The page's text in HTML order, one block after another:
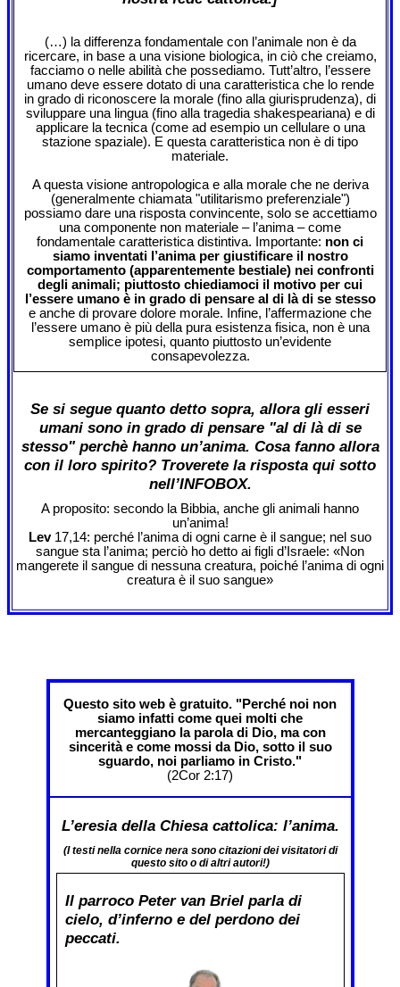
(…) la differenza fondamentale con l’animale non è da
ricercare, in base a una visione biologica, in ciò che creiamo,
facciamo o nelle abilità che possediamo. Tutt’altro, l’essere
umano deve essere dotato di una caratteristica che lo rende
in grado di riconoscere la morale (fino alla giurisprudenza), di
sviluppare una lingua (fino alla tragedia shakespeariana) e di
applicare la tecnica (come ad esempio un cellulare o una
stazione spaziale). E questa caratteristica non è di tipo
materiale.
A questa visione antropologica e alla morale che ne deriva
(generalmente chiamata "utilitarismo preferenziale")
possiamo dare una risposta convincente, solo se accettiamo
una componente non materiale – l’anima – come
fondamentale caratteristica distintiva. Importante: non ci
siamo inventati l’anima per giustificare il nostro
comportamento (apparentemente bestiale) nei confronti
degli animali; piuttosto chiediamoci il motivo per cui
l’essere umano è in grado di pensare al di là di se stesso
e anche di provare dolore morale. Infine, l’affermazione che
l’essere umano è più della pura esistenza fisica, non è una
semplice ipotesi, quanto piuttosto un’evidente
consapevolezza.
Se si segue quanto detto sopra, allora gli esseri
umani sono in grado di pensare "al di là di se
stesso" perchè hanno un’anima. Cosa fanno allora
con il loro spirito? Troverete la risposta qui sotto
nell’INFOBOX.
A proposito: secondo la Bibbia, anche gli animali hanno
un’anima!
Lev17,14: perché l’anima di ogni carne è il sangue; nel suo
sangue sta l’anima; perciò ho detto ai figli d’Israele: «Non
mangerete il sangue di nessuna creatura, poiché l’anima di ogni
creatura è il suo sangue»
Questo sito web è gratuito. "Perché noi non
siamo infatti come quei molti che
mercanteggiano la parola di Dio, ma con
sincerità e come mossi da Dio, sotto il suo
sguardo, noi parliamo in Cristo."
(2Cor 2:17)
L’eresia della Chiesa cattolica: l’anima.
(I testi nella cornice nera sono citazioni dei visitatori di
questo sito o di altri autori!)
Il parroco Peter van Briel parla di
cielo, d’inferno e del perdono dei
peccati.